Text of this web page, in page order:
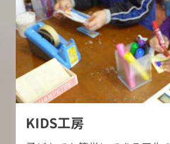
KIDS工房